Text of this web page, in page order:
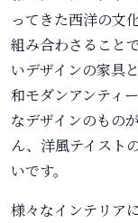
ってきた西洋の文
組み合わさること
いデザインの家具
和モダンアンティ
なデザインのもの
ん、洋風テイスト
いです。
様々なインテリア